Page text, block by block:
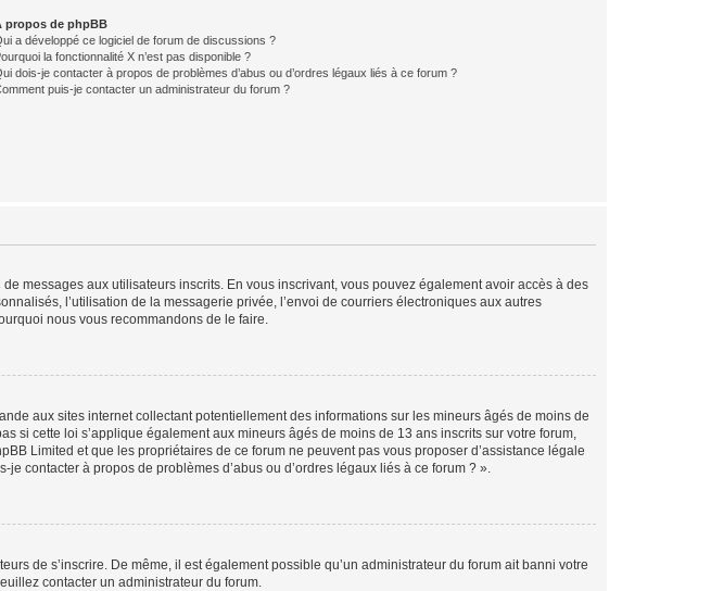
propos de phpBB
a développé ce logiciel de forum de discussions ?
la fonctionnalité X n’est pas disponible ?
dois-je contacter à propos de problèmes d’abus ou d’ordres légaux liés à ce forum ?
puis-je contacter un administrateur du forum ?
messages aux utilisateurs inscrits. En vous inscrivant, vous pouvez également avoir accès à des
l’utilisation de la messagerie privée, l’envoi de courriers électroniques aux autres
nous vous recommandons de le faire.
aux sites internet collectant potentiellement des informations sur les mineurs âgés de moins de
si cette loi s’applique également aux mineurs âgés de moins de 13 ans inscrits sur votre forum,
Limited et que les propriétaires de ce forum ne peuvent pas vous proposer d’assistance légale
contacter à propos de problèmes d’abus ou d’ordres légaux liés à ce forum ? ».
de s’inscrire. De même, il est également possible qu’un administrateur du forum ait banni votre
contacter un administrateur du forum.